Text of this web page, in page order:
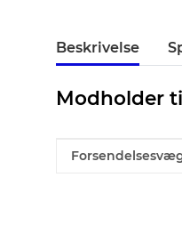
Beskrivelse
Modholder